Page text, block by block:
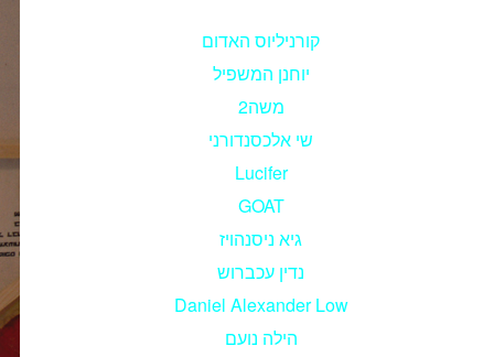
קורניליוס האדום
יוחנן המשפיל
משה2
שי אלכסנדורני
Lucifer
GOAT
גיא ניסנהויז
נדין עכברוש
Daniel Alexander Low
הילה נועם